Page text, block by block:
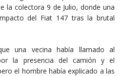
la colectora 9 de Julio, donde una
del Fiat 147 tras la brutal
una vecina había llamado al
la presencia del camión y el
el hombre había explicado a las